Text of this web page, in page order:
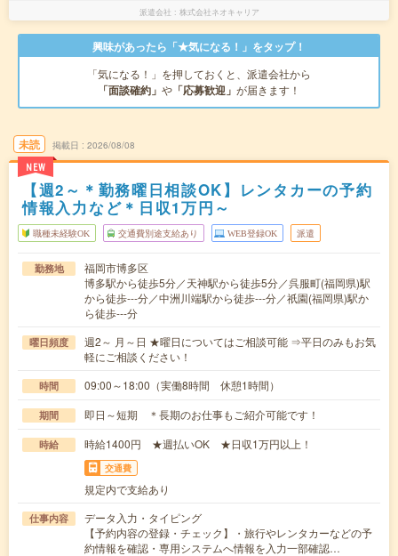
派遣会社 株式会社ネオキャリア
興味があったら「★気になる！」をタップ！
「気になる！」を押しておくと、派遣会社から
「面談確約」 や 「応募歓迎」 が届きます！
未読
NEW
掲載日 2026/08/08
【週2～＊勤務曜日相談OK】レンタカーの予約
情報入力など＊日収1万円～
職種未経験OK 交通費別途支給あり WEB登録OK 派遣
勤務地
福岡市博多区
博多駅から徒歩5分／天神駅から徒歩5分／呉服町(福岡県)駅
から徒歩---分／中洲川端駅から徒歩---分／祇園(福岡県)駅か
ら徒歩---分
曜日頻度
週2～ 月～日 ★曜日についてはご相談可能 ⇒平日のみもお気
軽にご相談ください！
時間 09:00～18:00（実働8時間 休憩1時間）
期間 即日～短期 ＊長期のお仕事もご紹介可能です！
時給 時給1400円 ★週払いOK ★日収1万円以上！
交通費
規定内で支給あり
仕事内容
データ入力・タイピング
【予約内容の登録・チェック】・旅行やレンタカーなどの予
約情報を確認・専用システムへ情報を入力一部確認…